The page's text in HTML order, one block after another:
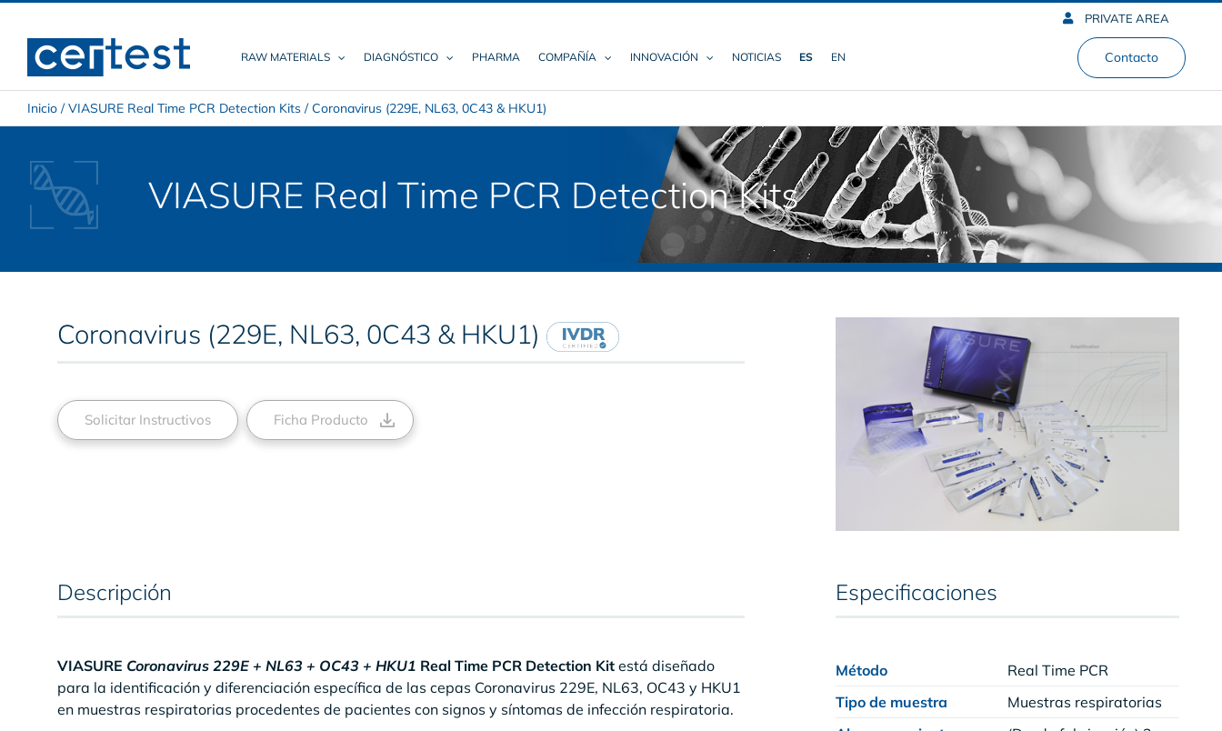
content
PRIVATE AREA
RAW MATERIALS DIAGNÓSTICO PHARMA COMPAÑÍA INNOVACIÓN NOTICIAS ES EN Contacto
Inicio/VIASURE Real Time PCR Detection Kits/Coronavirus (229E, NL63, 0C43 & HKU1)
VIASURE Real Time PCR Detection Kits
Coronavirus (229E, NL63, 0C43 & HKU1)
Solicitar Instructivos Ficha Producto
Descripción
VIASURE Coronavirus 229E + NL63 + OC43 + HKU1 Real Time PCR Detection Kitestá diseñado
para la identificación y diferenciación específica de las cepas Coronavirus 229E, NL63, OC43 y HKU1
en muestras respiratorias procedentes de pacientes con signos y síntomas de infección respiratoria.
Especificaciones
Método
Real Time PCR
Tipo de muestra
Muestras respiratorias